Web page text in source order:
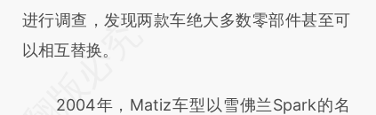
进行调查，发现两款车绝大多数零部件甚至可
以相互替换。
2004年，Matiz车型以雪佛兰Spark的名